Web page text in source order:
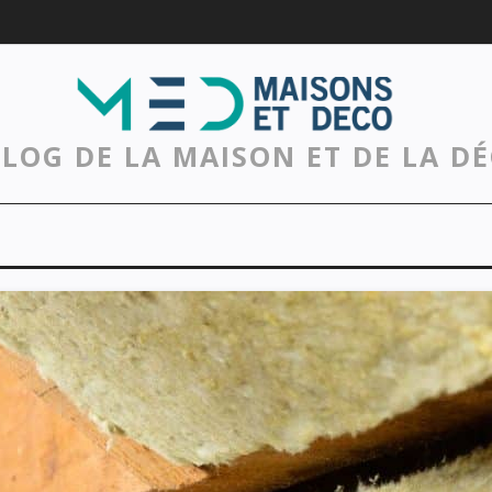
DE LA MAISON ET DE LA